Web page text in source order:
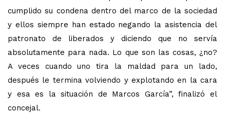
cumplido su condena dentro del marco de la sociedad
y ellos siempre han estado negando la asistencia del
patronato de liberados y diciendo que no servía
absolutamente para nada. Lo que son las cosas, ¿no?
A veces cuando uno tira la maldad para un lado,
después le termina volviendo y explotando en la cara
y esa es la situación de Marcos García”, finalizó el
concejal.